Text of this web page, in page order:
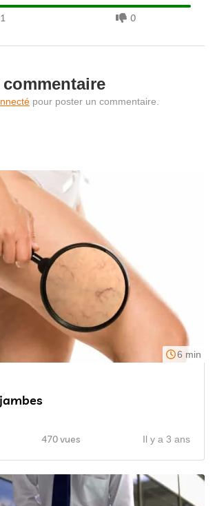
1 0
pour poster un commentaire.
6 min
470 vues Il y a 3 ans